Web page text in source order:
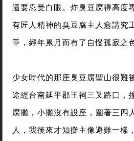
還要忍受白眼。炸臭豆腐得高度
有匠人精神的臭豆腐主人愈講究
章，經年累月而有了自慢孤寂之色
少女時代的那座臭豆腐聖山很難
途經台南延平郡王祠三叉路口，
腐攤，小攤沒有設座，圍著三四
人，我後來才知攤主像避難一樣